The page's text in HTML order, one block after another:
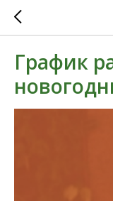
График